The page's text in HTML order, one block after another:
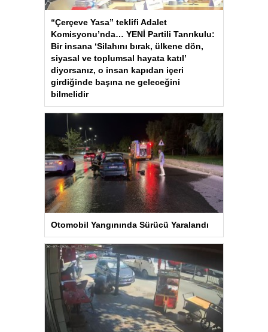
“Çerçeve Yasa” teklifi Adalet
Komisyonu’nda… YENİ Partili Tanrıkulu:
Bir insana ‘Silahını bırak, ülkene dön,
siyasal ve toplumsal hayata katıl’
diyorsanız, o insan kapıdan içeri
girdiğinde başına ne geleceğini
bilmelidir
Otomobil Yangınında Sürücü Yaralandı